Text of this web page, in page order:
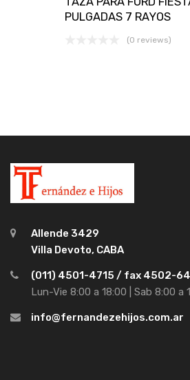
PULGADAS 7 RAYOS
(0 reviews)
Allende 3429
Villa Devoto, CABA
(011) 4501-4715 / fax 4502-
Lun-Vie 8:00 a 18:00 | Sab 8:00 a
info@fernandezehijos.com.ar